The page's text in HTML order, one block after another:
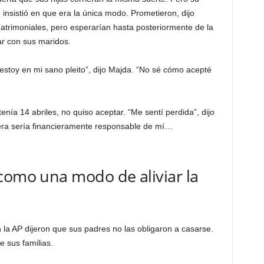
en que era la única modo. Prometieron, dijo
pero esperarían hasta posteriormente de la
con sus maridos.
en mi sano pleito”, dijo Majda. “No sé cómo acepté
14 abriles, no quiso aceptar. “Me sentí perdida”, dijo
sería financieramente responsable de mí…
una modo de aliviar la
AP dijeron que sus padres no las obligaron a casarse.
sus familias.